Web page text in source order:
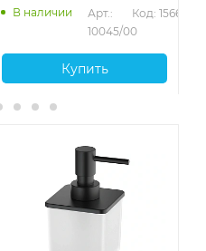
В наличии
Арт.:
10045/00
Код: 15668
Купить